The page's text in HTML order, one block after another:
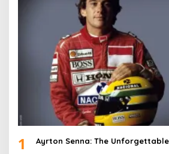
1 Ayrton Senna: The